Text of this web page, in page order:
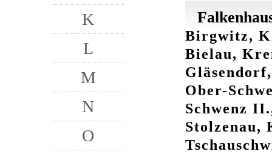
Birgwitz,
Bielau,
Ober-
Schwenz
Stolzenau,
K
L
M
N
O